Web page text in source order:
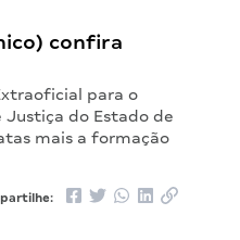
confira
para o
Justiça do Estado de
mais a formação